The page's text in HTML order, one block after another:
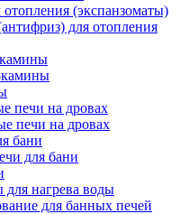
отопления (экспанзоматы)
для отопления
печи на дровах
печи на дровах
бани
для бани
для нагрева воды
для банных печей